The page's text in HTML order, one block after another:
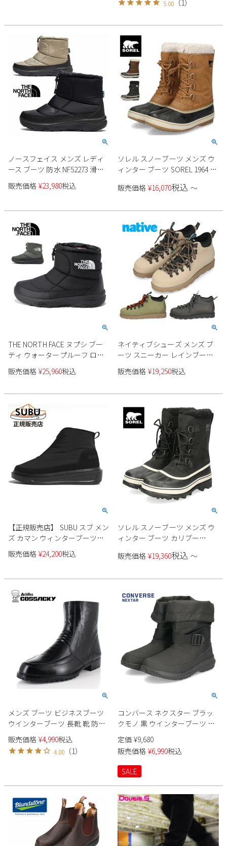
NORTH FACE
5.00 （1）
ノースフェイス メンズ レディ
ース ブーツ 防水 NF52273 滑ら
ない 防寒靴 冬用ブーツ ヌプシ
ブーティ ウォータープルーフ
ズ ウインターブーツ 防寒 撥水
保温 THE NORTH FACE
販売価格 ¥23,980税込
ソレル スノーブーツ メンズ ウ
ィンター ブーツ SOREL 1964 パ
ーフ NM5189 1964 PAC NYLON
ック 黒 キャメル 茶
販売価格 ¥16,070税込 〜
THE NORTH FACE ヌプシ ブー
ティ ウォータープルーフ ロゴ
ショート アークティックグリ
ップ NF52485 ユニセックス
販売価格 ¥25,960税込
ネイティブシューズ メンズ ブ
ーツ スニーカー レインブーツ
カジュアル 靴 軽量 保温 EVA 野
外フェス 311068 Native Shoes
販売価格 ¥19,250税込
【正規販売店】 SUBU スブ メン
ズ カマン ウィンターブーツ
KAMAN Winter Boots ブラック
黒 厚底 起毛 ボア 暖かい 防寒
SK122 SK123 SK124
販売価格 ¥24,200税込
ソレル スノーブーツ メンズ ウ
ィンター ブーツ カリブー
防水 保温 耐寒 雪
販売価格 ¥19,360税込 〜
メンズ ブーツ ビジネスブーツ
ウインターブーツ 長靴 靴 防寒
防水 防滑 ボア 黒 Achilles アキ
レス COSSACKY コザッキー G-
318
販売価格 ¥4,990税込
4.00 （1）
コンバース ネクスター ブラッ
クモノ 黒 ウインターブーツ ロ
ング ショート 2WAY メンズ レ
ディース 防水 防滑 防寒 1570
RT HI スニーカー CONVERSE
38001501
定価 ¥9,680
販売価格 ¥6,990税込
SALE